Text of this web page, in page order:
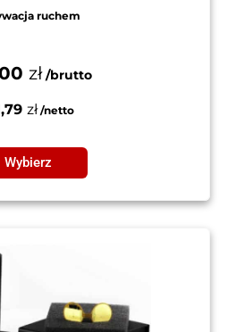
ruchem
zł
zł
Wybierz